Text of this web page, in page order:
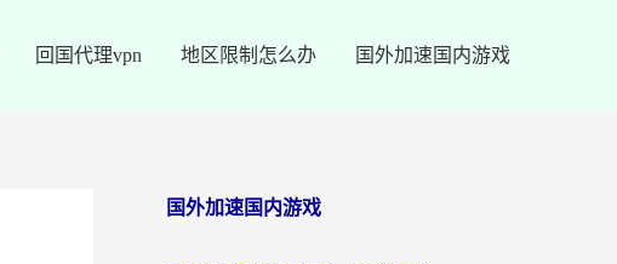
回国代理vpn 地区限制怎么办 国外加速国内游戏
国外加速国内游戏